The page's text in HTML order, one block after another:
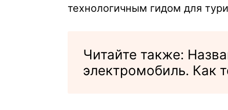
технологичным гидом для
Читайте также:
электромобиль. Как